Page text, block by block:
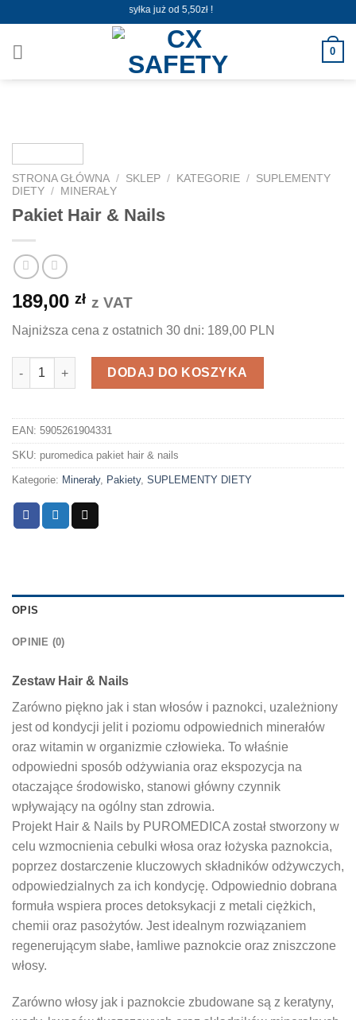
content
Wysyłka już od 5,50zł !
0
STRONA GŁÓWNA / SKLEP / KATEGORIE / SUPLEMENTY
DIETY / MINERAŁY
Pakiet Hair & Nails
189,00 zł z VAT
Najniższa cena z ostatnich 30 dni: 189,00 PLN
ilość Pakiet Hair & Nails
DODAJ DO KOSZYKA
EAN: 5905261904331
SKU: puromedica pakiet hair & nails
Kategorie: Minerały, Pakiety, SUPLEMENTY DIETY
OPIS
OPINIE (0)
Zestaw Hair & Nails
Zarówno piękno jak i stan włosów i paznokci, uzależniony
jest od kondycji jelit i poziomu odpowiednich minerałów
oraz witamin w organizmie człowieka. To właśnie
odpowiedni sposób odżywiania oraz ekspozycja na
otaczające środowisko, stanowi główny czynnik
wpływający na ogólny stan zdrowia.
Projekt Hair & Nails by PUROMEDICA został stworzony w
celu wzmocnienia cebulki włosa oraz łożyska paznokcia,
poprzez dostarczenie kluczowych składników odżywczych,
odpowiedzialnych za ich kondycję. Odpowiednio dobrana
formuła wspiera proces detoksykacji z metali ciężkich,
chemii oraz pasożytów. Jest idealnym rozwiązaniem
regenerującym słabe, łamliwe paznokcie oraz zniszczone
włosy.
Zarówno włosy jak i paznokcie zbudowane są z keratyny,